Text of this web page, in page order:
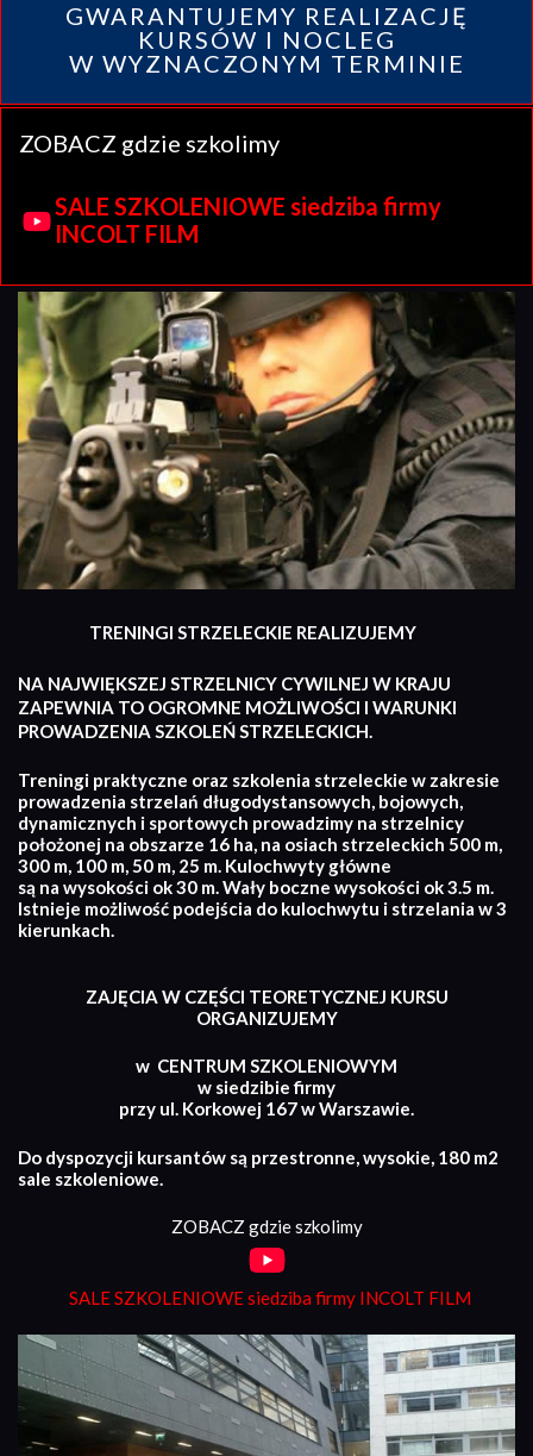
GWARANTUJEMY REALIZACJĘ
KURSÓW I NOCLEG
W WYZNACZONYM TERMINIE
ZOBACZ gdzie szkolimy
SALE SZKOLENIOWE siedziba firmy
INCOLT FILM
TRENINGI STRZELECKIE REALIZUJEMY
NA NAJWIĘKSZEJ STRZELNICY CYWILNEJ W KRAJU
ZAPEWNIA TO OGROMNE MOŻLIWOŚCI I WARUNKI
PROWADZENIA SZKOLEŃ STRZELECKICH.
Treningi praktyczne oraz szkolenia strzeleckie w zakresie
prowadzenia strzelań długodystansowych, bojowych,
dynamicznych i sportowych prowadzimy na strzelnicy
położonej na obszarze 16 ha, na osiach strzeleckich 500 m,
300 m, 100 m, 50 m, 25 m. Kulochwyty główne
są na wysokości ok 30 m. Wały boczne wysokości ok 3.5 m.
Istnieje możliwość podejścia do kulochwytu i strzelania w 3
kierunkach.
ZAJĘCIA W CZĘŚCI TEORETYCZNEJ KURSU
ORGANIZUJEMY
w CENTRUM SZKOLENIOWYM
w siedzibie firmy
przy ul. Korkowej 167 w Warszawie.
Do dyspozycji kursantów są przestronne, wysokie, 180 m2
sale szkoleniowe.
ZOBACZ gdzie szkolimy
SALE SZKOLENIOWE siedziba firmy INCOLT FILM